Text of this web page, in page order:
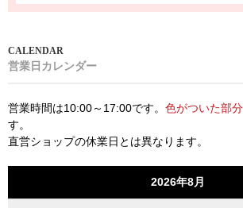
営業日カレンダー
営業時間は10:00～17:00です。 色がついた部
す。
直営ショップの休業日とは異なります。
2026年8月